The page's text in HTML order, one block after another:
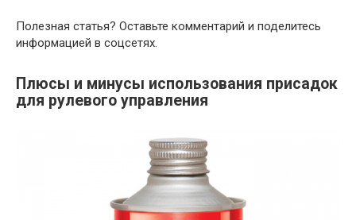
Полезная статья? Оставьте комментарий и поделитесь
информацией в соцсетях.
Плюсы и минусы использования присадок
для рулевого управления